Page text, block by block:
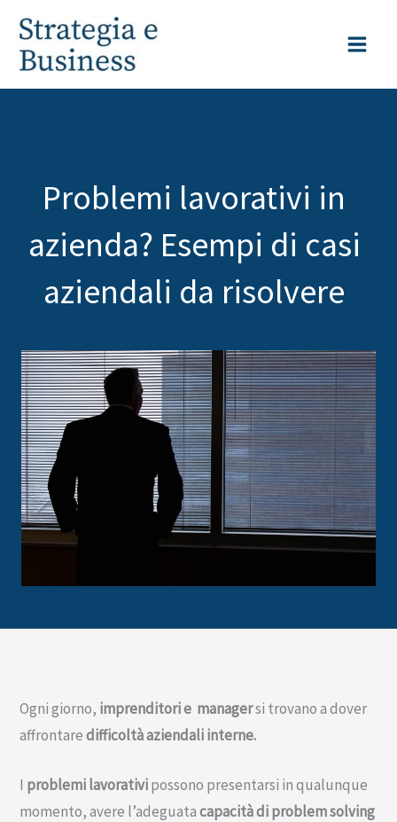
contenuto
Problemi lavorativi in
azienda? Esempi di casi
aziendali da risolvere
Ogni giorno, imprenditori e managersi trovano a dover
affrontaredifficoltà aziendali interne.
I problemi lavorativipossono presentarsi in qualunque
momento, avere l’adeguatacapacità di problem solving